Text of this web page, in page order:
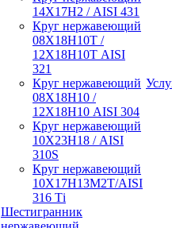
14Х17Н2 / AISI 431
Круг нержавеющий
08Х18Н10Т /
12Х18Н10Т AISI
321
Круг нержавеющий
08Х18Н10 /
12Х18Н10 AISI 304
Круг нержавеющий
10Х23Н18 / AISI
310S
Круг нержавеющий
10Х17Н13М2Т/AISI
316 Тi
Шестигранник